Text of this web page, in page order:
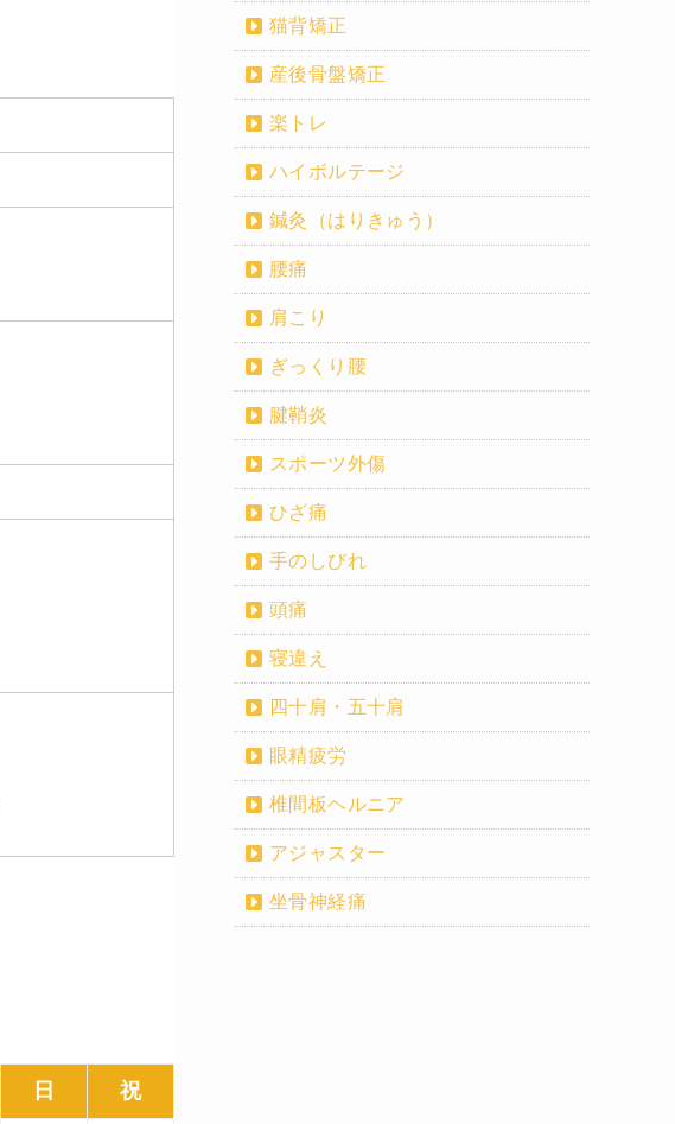
日 祝
猫背矯正
産後骨盤矯正
楽トレ
ハイボルテージ
鍼灸（はりきゅう）
腰痛
肩こり
ぎっくり腰
腱鞘炎
スポーツ外傷
ひざ痛
手のしびれ
頭痛
寝違え
四十肩・五十肩
眼精疲労
椎間板ヘルニア
アジャスター
坐骨神経痛